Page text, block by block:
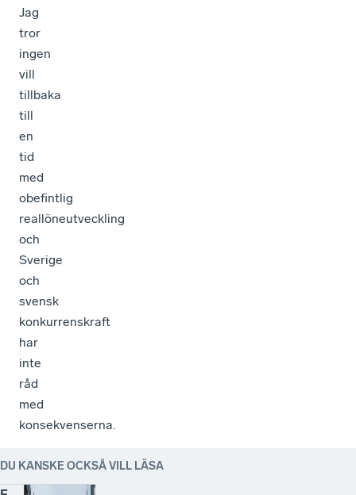
Jag
tror
ingen
vill
tillbaka
till
en
tid
med
obefintlig
reallöneutveckling
och
Sverige
och
svensk
konkurrenskraft
har
inte
råd
med
konsekvenserna.
DU KANSKE OCKSÅ VILL LÄSA